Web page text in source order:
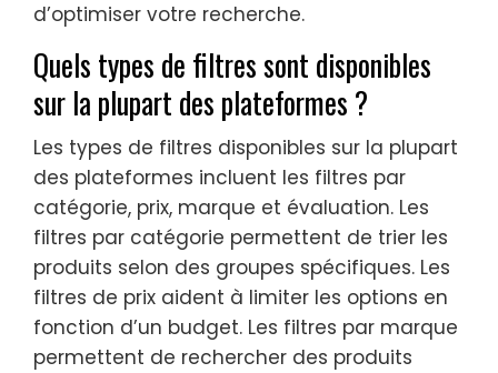
d’optimiser votre recherche.
Quels types de filtres sont disponibles
sur la plupart des plateformes ?
Les types de filtres disponibles sur la plupart
des plateformes incluent les filtres par
catégorie, prix, marque et évaluation. Les
filtres par catégorie permettent de trier les
produits selon des groupes spécifiques. Les
filtres de prix aident à limiter les options en
fonction d’un budget. Les filtres par marque
permettent de rechercher des produits